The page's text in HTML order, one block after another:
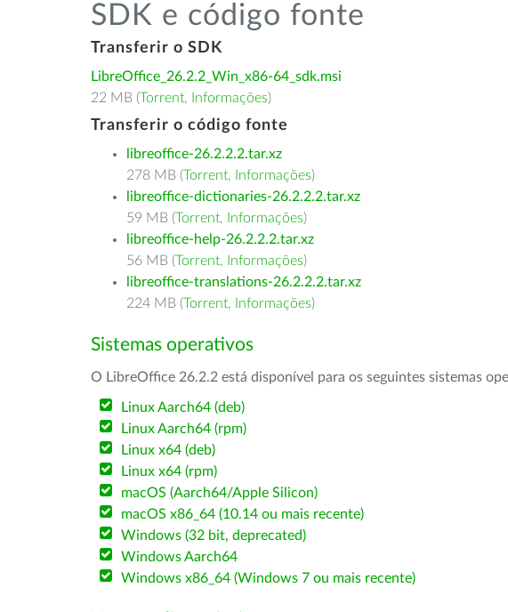
SDK e código fonte
Transferir o SDK
LibreOffice_26.2.2_Win_x86-64_sdk.msi
22 MB (Torrent, Informações)
Transferir o código fonte
libreoffice-26.2.2.2.tar.xz
278 MB (Torrent, Informações)
libreoffice-dictionaries-26.2.2.2.tar.xz
59 MB (Torrent, Informações)
libreoffice-help-26.2.2.2.tar.xz
56 MB (Torrent, Informações)
libreoffice-translations-26.2.2.2.tar.xz
224 MB (Torrent, Informações)
Sistemas operativos
O LibreOffice 26.2.2 está disponível para os seguintes sistemas
Linux Aarch64 (deb)
Linux Aarch64 (rpm)
Linux x64 (deb)
Linux x64 (rpm)
macOS (Aarch64/Apple Silicon)
macOS x86_64 (10.14 ou mais recente)
Windows (32 bit, deprecated)
Windows Aarch64
Windows x86_64 (Windows 7 ou mais recente)